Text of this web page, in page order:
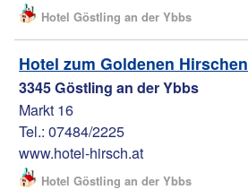
Hotel Göstling an der Ybbs
Hotel zum Goldenen Hirschen
3345 Göstling an der Ybbs
Markt 16
Tel.: 07484/2225
www.hotel-hirsch.at
Hotel Göstling an der Ybbs